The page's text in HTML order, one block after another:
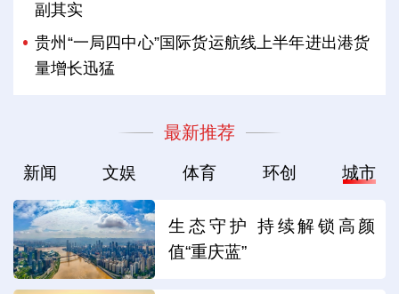
副其实
贵州“一局四中心”国际货运航线上半年进出港货
量增长迅猛
最新推荐
新闻 文娱 体育 环创 城市
生态守护 持续解锁高颜
值“重庆蓝”